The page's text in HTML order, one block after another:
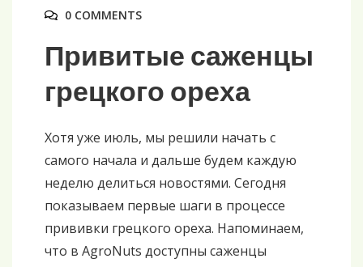
0 COMMENTS
Привитые саженцы
грецкого ореха
Хотя уже июль, мы решили начать с
самого начала и дальше будем каждую
неделю делиться новостями. Сегодня
показываем первые шаги в процессе
прививки грецкого ореха. Напоминаем,
что в AgroNuts доступны саженцы